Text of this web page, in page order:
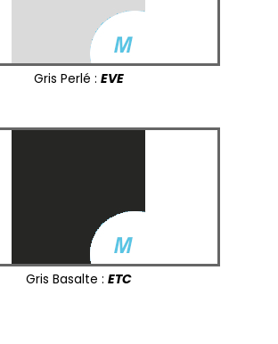
Gris Perlé : EVE
Gris Basalte : ETC